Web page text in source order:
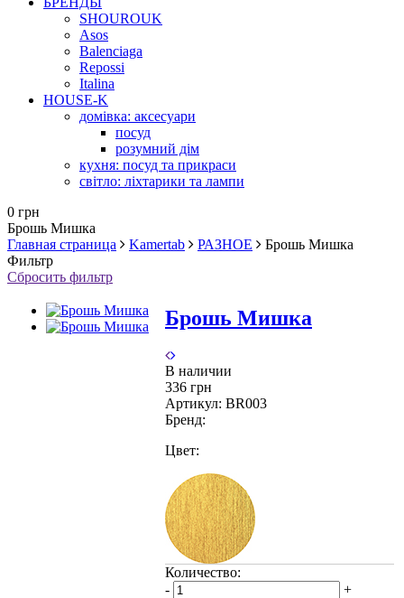
SHOUROUK
Asos
Balenciaga
Repossi
Italina
HOUSE-K
домівка: аксесуари
посуд
розумний дім
кухня: посуд та прикраси
світло: ліхтарики та лампи
0 грн
Брошь Мишка
Главная страница
Kamertab РАЗНОЕ
Брошь Мишка
Фильтр
Сбросить фильтр
Брошь Мишка
В наличии
336 грн
Артикул: BR003
Бренд:
Цвет:
Количество:
-
+